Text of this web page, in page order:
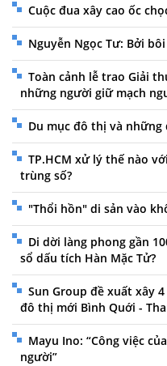
Cuộc đua xây cao ốc
Nguyễn Ngọc Tư: Bởi
Toàn cảnh lễ trao Giải
những người giữ mạch
Du mục đô thị và
TP.HCM xử lý thế nào
trùng số?
"Thổi hồn" di sản vào
Di dời làng phong gần
sổ dấu tích Hàn Mặc Tử?
Sun Group đề xuất xây
đô thị mới Bình Quới -
Mayu Ino: “Công việc
người”